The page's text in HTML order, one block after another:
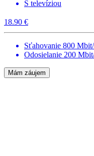
S televíziou
18.90 €
Sťahovanie 800
Odosielanie 200
Mám záujem